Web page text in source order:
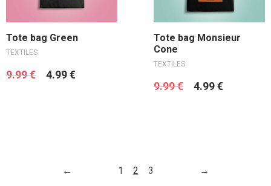
Ajouter au panier
Tote bag Green
TEXTILES
9.99€ 4.99€
Ajouter au panier
Tote bag Monsieur
Cone
TEXTILES
9.99€ 4.99€
← 1 2 3 →